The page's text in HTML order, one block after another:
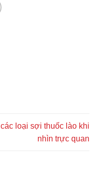
các loại sợi thuốc lào khi
nhìn trực quan